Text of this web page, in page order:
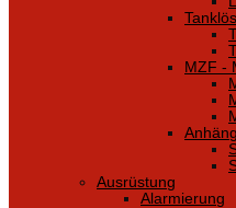
MZF -
Ausrüstung
Alarmierung